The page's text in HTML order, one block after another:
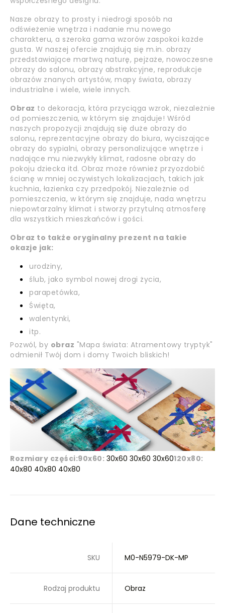
Nasze obrazy to prosty i niedrogi sposób na
odświeżenie wnętrza i nadanie mu nowego
charakteru, a szeroka gama wzorów zaspokoi każde
gusta. W naszej ofercie znajdują się m.in. obrazy
przedstawiające martwą naturę, pejzaże, nowoczesne
obrazy do salonu, obrazy abstrakcyjne, reprodukcje
obrazów znanych artystów, mapy świata, obrazy
industrialne i wiele, wiele innych.
Obraz to dekoracja, która przyciąga wzrok, niezależnie
od pomieszczenia, w którym się znajduje! Wśród
naszych propozycji znajdują się duże obrazy do
salonu, reprezentacyjne obrazy do biura, wyciszające
obrazy do sypialni, obrazy personalizujące wnętrze i
nadające mu niezwykły klimat, radosne obrazy do
pokoju dziecka itd. Obraz może również przyozdobić
ścianę w mniej oczywistych lokalizacjach, takich jak
kuchnia, łazienka czy przedpokój. Niezależnie od
pomieszczenia, w którym się znajduje, nada wnętrzu
niepowtarzalny klimat i stworzy przytulną atmosferę
dla wszystkich mieszkańców i gości.
Obraz to także oryginalny prezent na takie
okazje jak:
urodziny,
ślub, jako symbol nowej drogi życia,
parapetówka,
Święta,
walentynki,
itp.
Pozwól, by obraz "Mapa świata: Atramentowy tryptyk"
odmienił Twój dom i domy Twoich bliskich!
Rozmiary części:90x60: 30x60 30x60 30x60120x80:
40x80 40x80 40x80
Dane techniczne
SKU M0-N5979-DK-MP
Rodzaj produktu Obraz